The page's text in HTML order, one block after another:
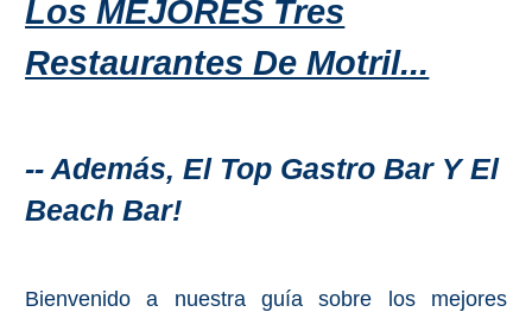
PROVINCES
➜
Malaga
Los MEJORES Tres
Restaurantes De Motril...
-- Además, El Top Gastro Bar Y El
Beach Bar!
Bienvenido a nuestra guía sobre los mejores